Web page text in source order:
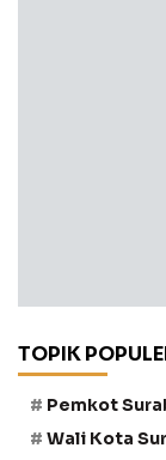
TOPIK
Pemkot
Wali Kota